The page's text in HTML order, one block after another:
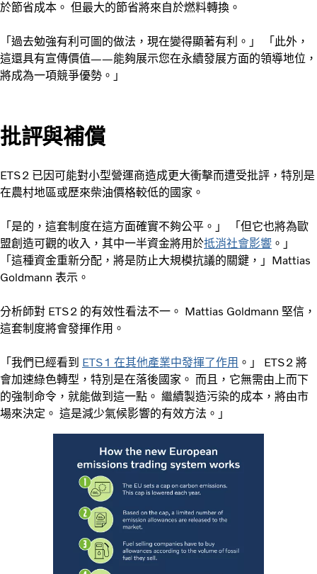
於節省成本。 但最大的節省將來自於燃料轉換。
「過去勉強有利可圖的做法，現在變得顯著有利。」 「此外，
這還具有宣傳價值——能夠展示您在永續發展方面的領導地位，
將成為一項競爭優勢。」
批評與補償
ETS2 已因可能對小型營運商造成更大衝擊而遭受批評，特別是
在農村地區或歷來柴油價格較低的國家。
「是的，這套制度在這方面確實不夠公平。」 「但它也將為歐
盟創造可觀的收入，其中一半資金將用於抵消社會影響 。」
「這種資金重新分配，將是防止大規模抗議的關鍵，」Mattias
Goldmann 表示。
分析師對 ETS2 的有效性看法不一。 Mattias Goldmann 堅信，
這套制度將會發揮作用。
「我們已經看到 ETS1 在其他產業中發揮了作用 。」 ETS2 將
會加速綠色轉型，特別是在落後國家。 而且，它無需由上而下
的強制命令，就能做到這一點。 繼續製造污染的成本，將由市
場來決定。 這是減少氣候影響的有效方法。」